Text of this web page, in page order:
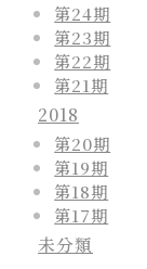
第24期
第23期
第22期
第21期
2018
第20期
第19期
第18期
第17期
未分類